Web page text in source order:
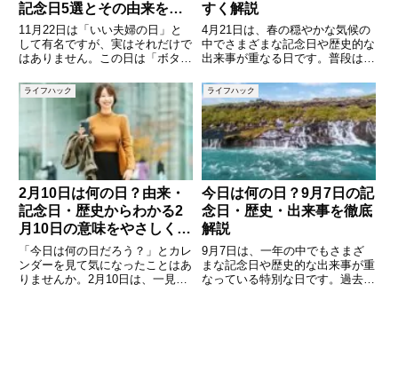
記念日5選とその由来を紹
介
11月22日は「いい夫婦の日」と
して有名ですが、実はそれだけで
はありません。この日は「ボタン
トたちに感謝する日」「大工さん
の日」など、さまざまな記念日が
制定されています。どれも暮らし
や文化に深く関係しており、普
すく解説
4月21日は、春の穏やかな気候の
中でさまざまな記念日や歴史的な
出来事が重なる日です。普段は何
視点を変えてみると、実は多くの
意味や背景が詰まっています。本
記事では、4月21日にまつわる記
念日や歴史的な出来事、有名
ライフハック
2月10日は何の日？由来・
記念日・歴史からわかる2
月10日の意味をやさしく解
説
「今日は何の日だろう？」とカレ
ンダーを見て気になったことはあ
りませんか。2月10日は、一見す
ライフハック
今日は何の日？9月7日の記
念日・歴史・出来事を徹底
解説
9月7日は、一年の中でもさまざ
まな記念日や歴史的な出来事が重
なっている特別な日です。過去に